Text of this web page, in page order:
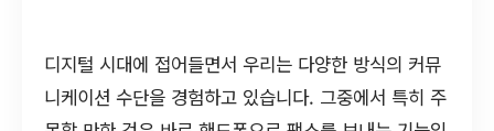
디지털 시대에 접어들면서 우리는 다양한 방식의 커뮤
니케이션 수단을 경험하고 있습니다. 그중에서 특히 주